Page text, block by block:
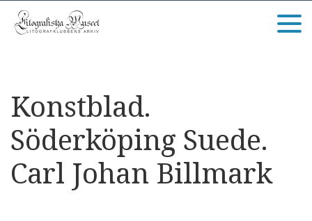
Konstblad.
Söderköping Suede.
Carl Johan Billmark